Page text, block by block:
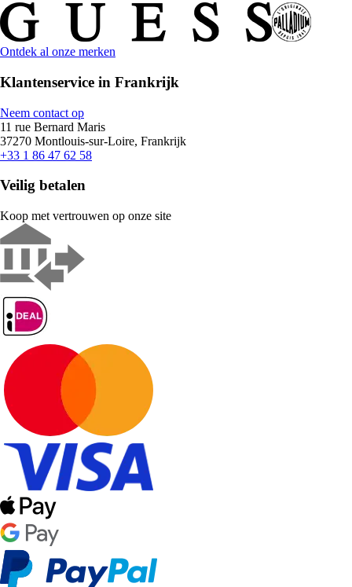
Ontdek al onze merken
Klantenservice in Frankrijk
Neem contact op
11 rue Bernard Maris
37270 Montlouis-sur-Loire, Frankrijk
+33 1 86 47 62 58
Veilig betalen
Koop met vertrouwen op onze site